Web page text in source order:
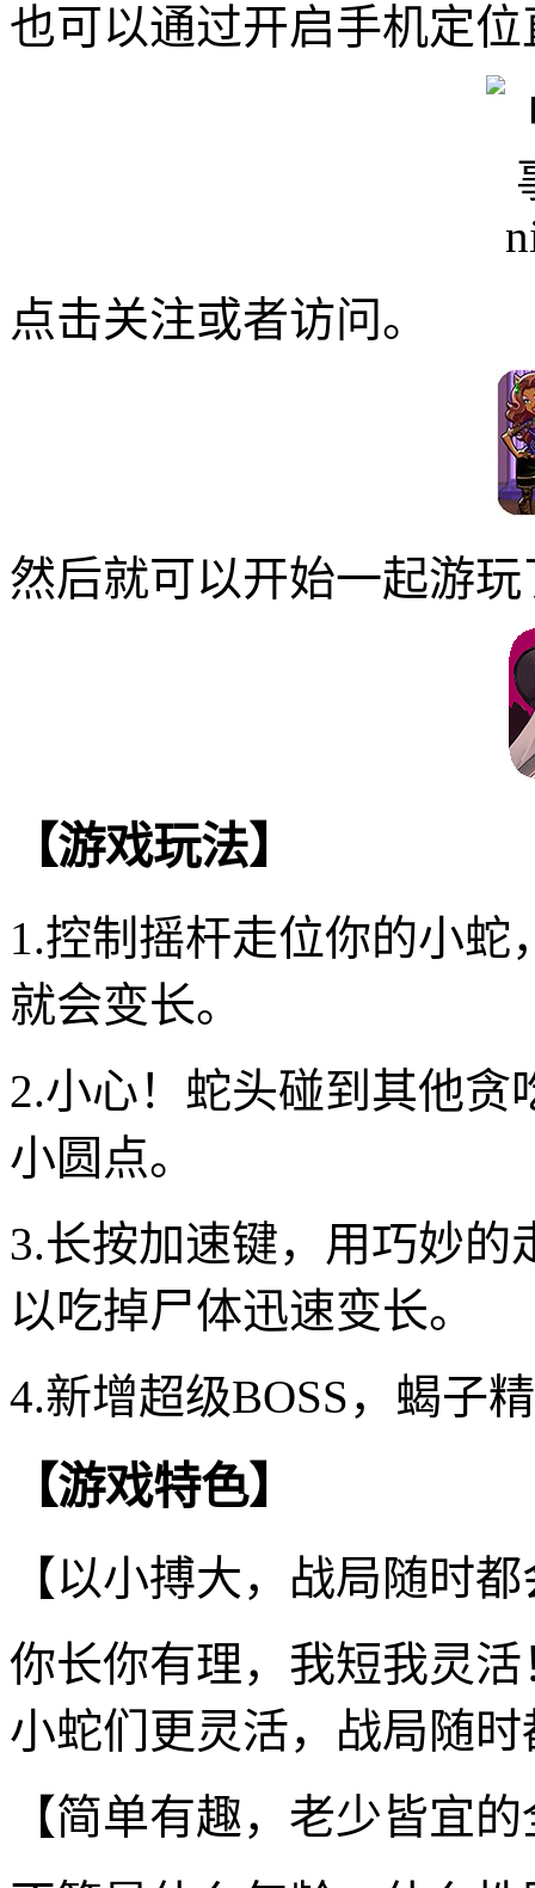
也可以通过开启手机定
点击关注或者访问。
然后就可以开始一起游玩
【游戏玩法】
1.控制摇杆走位你的小
就会变长。
2.小心！蛇头碰到其他
小圆点。
3.长按加速键，用巧妙
以吃掉尸体迅速变长。
4.新增超级BOSS，蝎子
【游戏特色】
【以小搏大，战局随时
你长你有理，我短我灵
小蛇们更灵活，战局随
【简单有趣，老少皆宜